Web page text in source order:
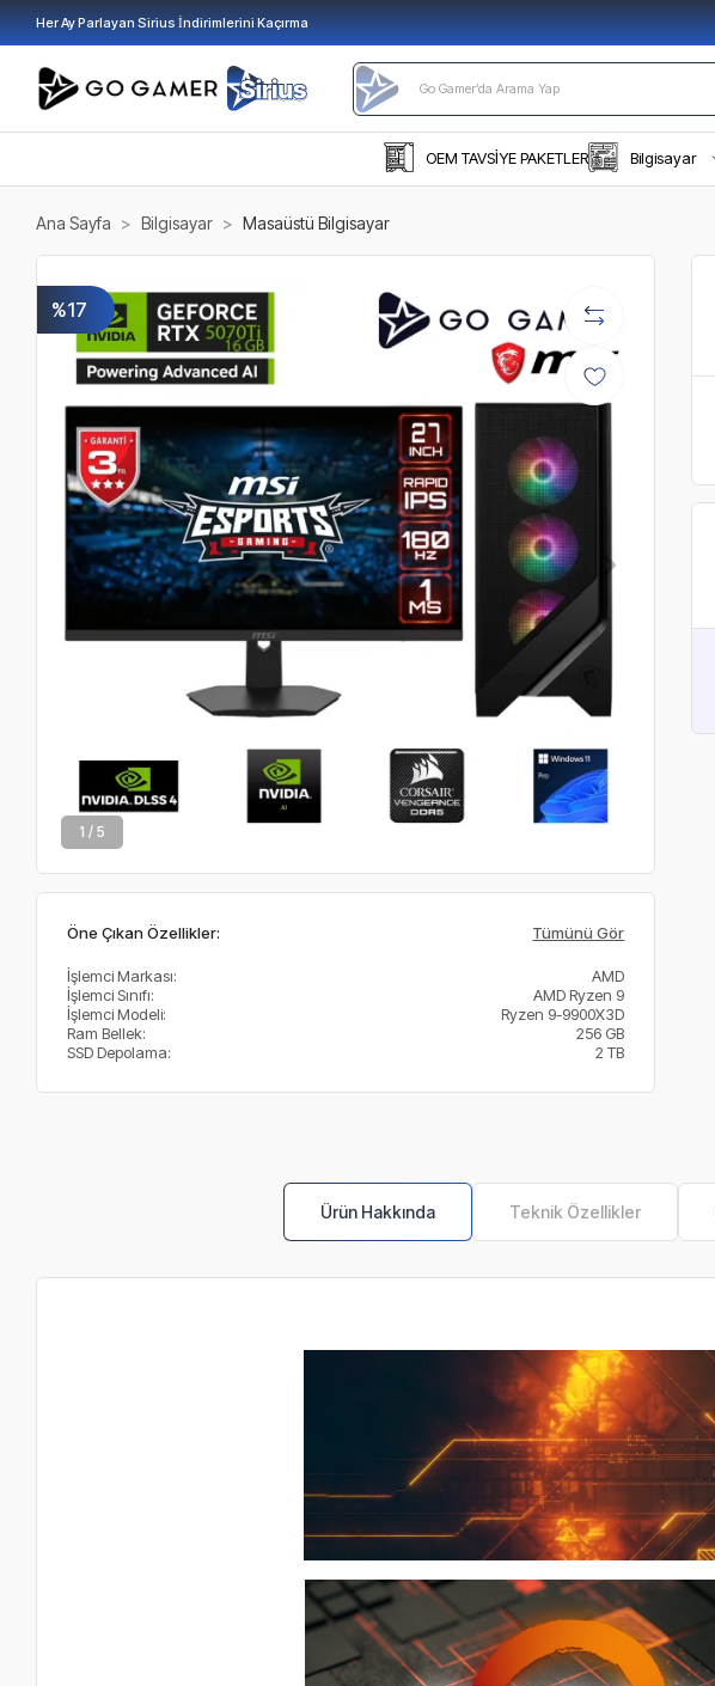
Her Ay Parlayan Sirius İndirimlerini Kaçırma
OEM TAVSİYE PAKETLER Bilgisayar
Ana Sayfa Bilgisayar Masaüstü Bilgisayar
%17
2 / 5
Öne Çıkan Özellikler: Tümünü Gör
İşlemci Markası:
AMD
İşlemci Sınıfı:
AMD Ryzen 9
İşlemci Modeli:
Ryzen 9-9900X3D
Ram Bellek:
256 GB
SSD Depolama:
2 TB
Ürün Hakkında Teknik Özellikler